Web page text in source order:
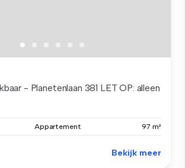
- Planetenlaan 381 LET OP: alleen
Appartement 97 m²
Bekijk meer